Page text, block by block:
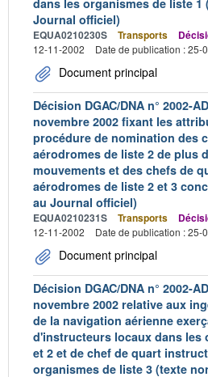
Journal officiel)
EQUA0210230S Transports
12-11-2002
Date de publication : 25-
Document principal
Décision DGAC/DNA n° 2002-
novembre 2002 fixant les
procédure de nomination des
aérodromes de liste 2 de plus
mouvements et des chefs de
aérodromes de liste 2 et 3
au Journal officiel)
EQUA0210231S Transports
12-11-2002
Date de publication : 25-
Document principal
Décision DGAC/DNA n° 2002-
novembre 2002 relative aux
de la navigation aérienne
d'instructeurs locaux dans les
et 2 et de chef de quart
organismes de liste 3 (texte